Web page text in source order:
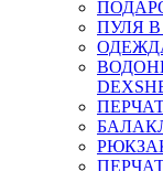
ПУЛЯ